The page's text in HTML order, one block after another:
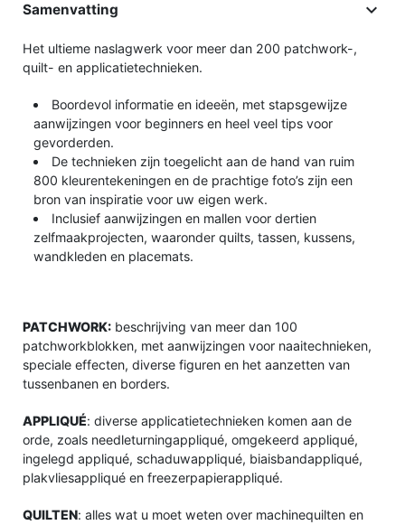
Samenvatting 
Het ultieme naslagwerk voor meer dan 200 patchwork-,
quilt- en applicatietechnieken.
Boordevol informatie en ideeën, met stapsgewijze
aanwijzingen voor beginners en heel veel tips voor
gevorderden.
De technieken zijn toegelicht aan de hand van ruim
800 kleurentekeningen en de prachtige foto’s zijn een
bron van inspiratie voor uw eigen werk.
Inclusief aanwijzingen en mallen voor dertien
zelfmaakprojecten, waaronder quilts, tassen, kussens,
wandkleden en placemats.
PATCHWORK: beschrijving van meer dan 100
patchworkblokken, met aanwijzingen voor naaitechnieken,
speciale effecten, diverse figuren en het aanzetten van
tussenbanen en borders.
APPLIQUÉ: diverse applicatietechnieken komen aan de
orde, zoals needleturningappliqué, omgekeerd appliqué,
ingelegd appliqué, schaduwappliqué, biaisbandappliqué,
plakvliesappliqué en freezerpapierappliqué.
QUILTEN: alles wat u moet weten over machinequilten en